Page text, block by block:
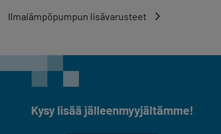
Ilmalämpöpumpun lisävarusteet
Kysy lisää jälleenmyyjältämme!